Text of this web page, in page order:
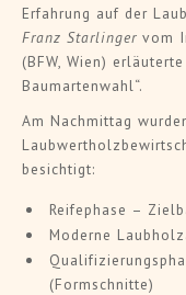
Erfahrung auf der
Franz Starlinger vom
(BFW, Wien)
Baumartenwahl“.
Am Nachmittag
besichtigt:
Reifephase –
Moderne
(Formschnitte)